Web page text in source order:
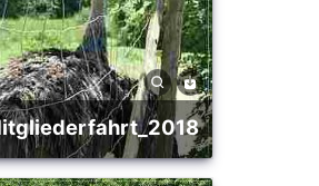
Mitgliederfahrt_2018